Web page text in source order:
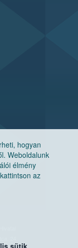
hogyan
Weboldalunk
élmény
az
sütik